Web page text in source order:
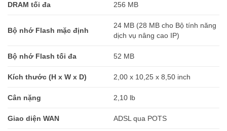
DRAM tối đa 256 MB
Bộ nhớ Flash mặc định
24 MB (28 MB cho Bộ tính năng
dịch vụ nâng cao IP)
Bộ nhớ Flash tối đa 52 MB
Kích thước (H x W x D) 2,00 x 10,25 x 8,50 inch
Cân nặng 2,10 lb
Giao diện WAN ADSL qua POTS